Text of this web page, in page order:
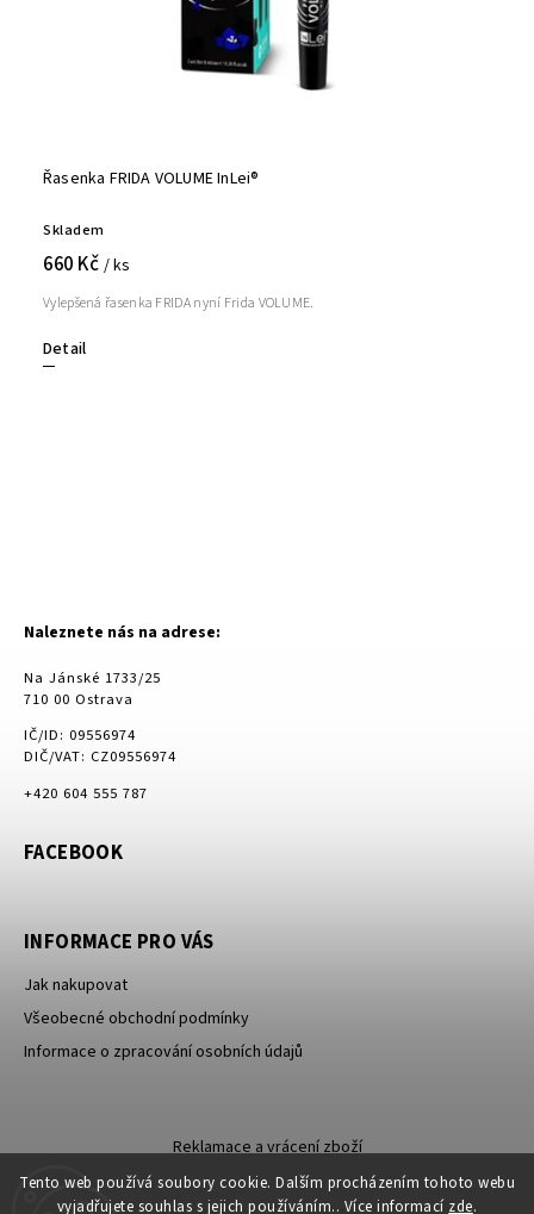
Tento web používá soubory cookie. Dalším procházením tohoto webu
vyjadřujete souhlas s jejich používáním.. Více informací zde.
Řasenka FRIDA VOLUME InLei®
Skladem
660 Kč / ks
Detail
Vylepšená řasenka FRIDA nyní Frida VOLUME.
Naleznete nás na adrese:
Na Jánské 1733/25
710 00 Ostrava
IČ/ID: 09556974
DIČ/VAT: CZ09556974
+420 604 555 787
FACEBOOK
INFORMACE PRO VÁS
Jak nakupovat
Všeobecné obchodní podmínky
Informace o zpracování osobních údajů
Reklamace a vrácení zboží